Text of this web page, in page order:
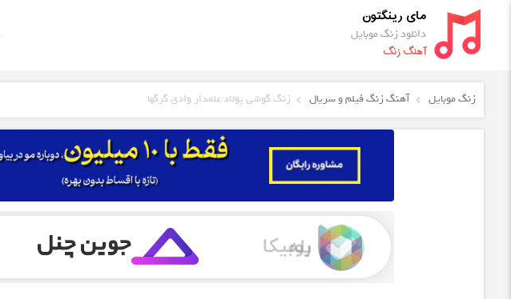
مای رینگتون
دانلود زنگ موبایل
آهنگ زنگ
زنگ موبایل آهنگ زنگ فیلم و سریال زنگ گوشی پولاد علمدار وادی گرگها